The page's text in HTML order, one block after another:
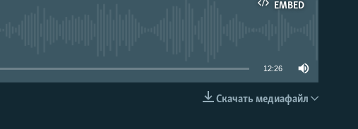
EMBED
EMBED
12:26
Скачать медиафайл